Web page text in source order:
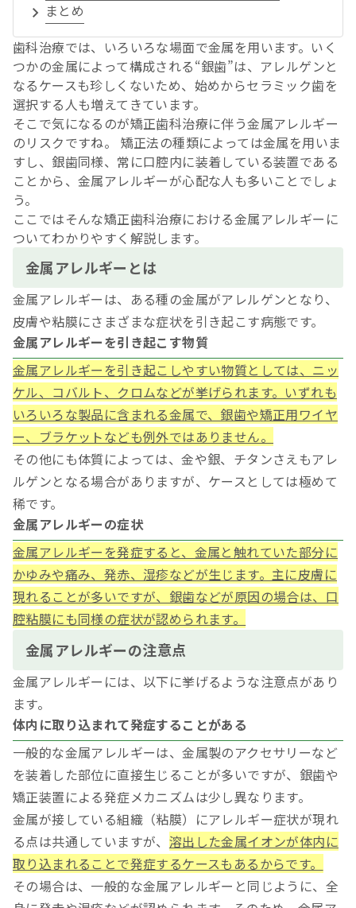
まとめ
歯科治療では、いろいろな場面で金属を用います。いく
つかの金属によって構成される“銀歯”は、アレルゲンと
なるケースも珍しくないため、始めからセラミック歯を
選択する人も増えてきています。
そこで気になるのが矯正歯科治療に伴う金属アレルギー
のリスクですね。 矯正法の種類によっては金属を用いま
すし、銀歯同様、常に口腔内に装着している装置である
ことから、金属アレルギーが心配な人も多いことでしょ
う。
ここではそんな矯正歯科治療における金属アレルギーに
ついてわかりやすく解説します。
金属アレルギーとは
金属アレルギーは、ある種の金属がアレルゲンとなり、
皮膚や粘膜にさまざまな症状を引き起こす病態です。
金属アレルギーを引き起こす物質
金属アレルギーを引き起こしやすい物質としては、ニッ
ケル、コバルト、クロムなどが挙げられます。いずれも
いろいろな製品に含まれる金属で、銀歯や矯正用ワイヤ
ー、ブラケットなども例外ではありません。
その他にも体質によっては、金や銀、チタンさえもアレ
ルゲンとなる場合がありますが、ケースとしては極めて
稀です。
金属アレルギーの症状
金属アレルギーを発症すると、金属と触れていた部分に
かゆみや痛み、発赤、湿疹などが生じます。主に皮膚に
現れることが多いですが、銀歯などが原因の場合は、口
腔粘膜にも同様の症状が認められます。
金属アレルギーの注意点
金属アレルギーには、以下に挙げるような注意点があり
ます。
体内に取り込まれて発症することがある
一般的な金属アレルギーは、金属製のアクセサリーなど
を装着した部位に直接生じることが多いですが、銀歯や
矯正装置による発症メカニズムは少し異なります。
金属が接している組織（粘膜）にアレルギー症状が現れ
る点は共通していますが、 溶出した金属イオンが体内に
取り込まれることで発症するケースもあるからです。
その場合は、一般的な金属アレルギーと同じように、全